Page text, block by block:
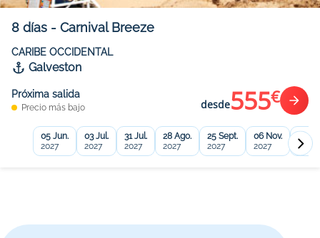
8 días - Carnival Breeze
CARIBE OCCIDENTAL
Galveston
Próxima salida
Precio más bajo desde555€
05 Jun.
2027
03 Jul.
2027
31 Jul.
2027
28 Ago.
2027
25 Sept.
2027
06 Nov.
2027
20
2027